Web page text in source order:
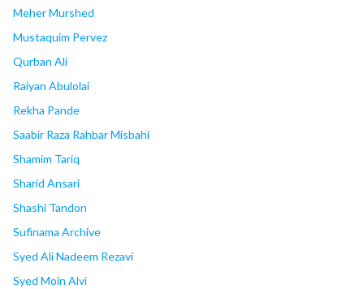
Meher Murshed
Mustaquim Pervez
Qurban Ali
Raiyan Abulolai
Rekha Pande
Saabir Raza Rahbar Misbahi
Shamim Tariq
Sharid Ansari
Shashi Tandon
Sufinama Archive
Syed Ali Nadeem Rezavi
Syed Moin Alvi